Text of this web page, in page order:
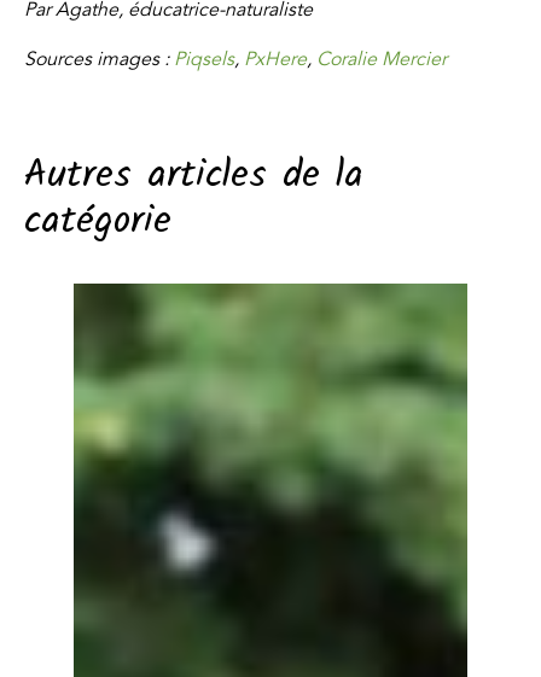
Par Agathe, éducatrice-naturaliste
Sources images : Piqsels, PxHere, Coralie Mercier
Autres articles de la
catégorie